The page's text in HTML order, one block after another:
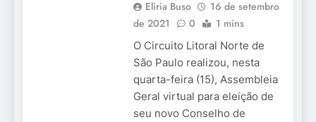
Eliria Buso
16 de setembro
de 2021
0 1 mins
O Circuito Litoral Norte de
São Paulo realizou, nesta
quarta-feira (15), Assembleia
Geral virtual para eleição de
seu novo Conselho de